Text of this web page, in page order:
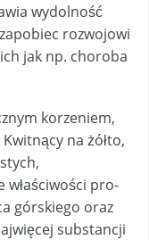
wydolność
rozwojowi
jak np. choroba
korzeniem,
na żółto,
właściwości pro-
górskiego oraz
substancji